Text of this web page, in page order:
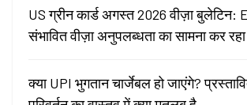
US ग्रीन कार्ड अगस्त 2026 वीज़ा बुलेटिन:
संभावित वीज़ा अनुपलब्धता का सामना कर
क्या UPI भुगतान चार्जेबल हो जाएंगे?